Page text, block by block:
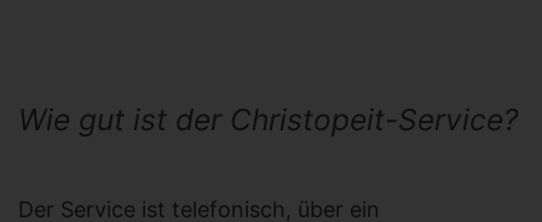
Wie gut ist der Christopeit-Service?
Der Service ist telefonisch, über ein